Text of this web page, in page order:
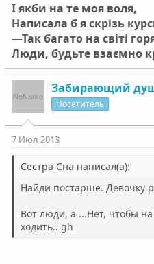
І якби на те моя воля,
Написала б я скрізь
—Так багато на світі
Люди, будьте взаємно
Забирающий
Посетитель
7 Июл 2013
Сестра Сна написал(а):
Найди постарше. Девочку
Вот люди, а ...Нет, чтобы
ходить.. gh